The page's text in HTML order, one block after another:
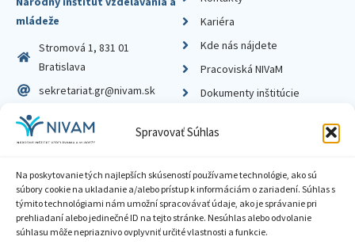
Spravovať Súhlas
Na poskytovanie tých najlepších skúseností používame technológie, ako sú
súbory cookie na ukladanie a/alebo prístup k informáciám o zariadení. Súhlas s
týmito technológiami nám umožní spracovávať údaje, ako je správanie pri
prehliadaní alebo jedinečné ID na tejto stránke. Nesúhlas alebo odvolanie
súhlasu môže nepriaznivo ovplyvniť určité vlastnosti a funkcie.
mládeže
Stromová 1, 831 01
Bratislava
sekretariat.gr@nivam.sk
IČO: 00164348
DIČ: 2020798714
Kariéra
Kde nás nájdete
Pracoviská NIVaM
Dokumenty inštitúcie
Zásady ochrany súkromia